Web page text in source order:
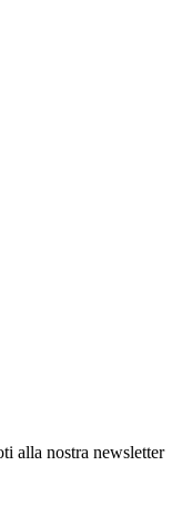
alla nostra newsletter